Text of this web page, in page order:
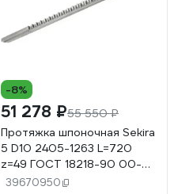
-8%
51 278 ₽55 550 ₽
Протяжка шпоночная Sekira
5 D10 2405-1263 L=720
z=49 ГОСТ 18218-90 00-
00052822
39670950